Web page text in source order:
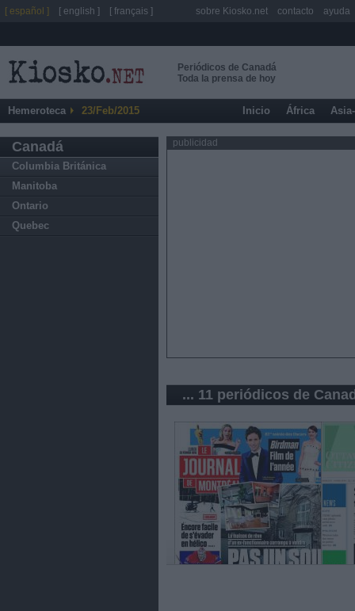
Periódicos de Canadá
Toda la prensa de hoy
Hemeroteca 23/Feb/2015 Inicio África
Canadá
Columbia Británica
Manitoba
Ontario
Quebec
publicidad
... 11 periódicos de
[ español ] [ english ] [ français ] sobre Kiosko.net contacto ayuda